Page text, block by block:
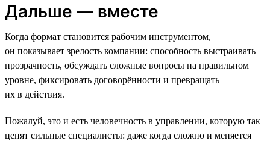
Дальше — вместе
Когда формат становится рабочим инструментом,
он показывает зрелость компании: способность выстраивать
прозрачность, обсуждать сложные вопросы на правильном
уровне, фиксировать договорённости и превращать
их в действия.
Пожалуй, это и есть человечность в управлении, которую так
ценят сильные специалисты: даже когда сложно и меняется